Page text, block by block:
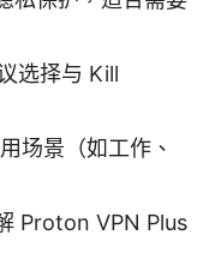
选择与 Kill
场景（如工作、
Proton VPN Plus